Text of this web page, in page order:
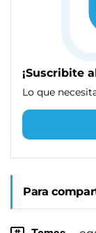
¡Suscribite
Lo que
Para